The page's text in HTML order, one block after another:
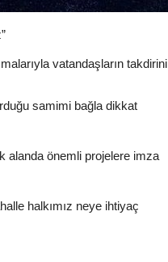
vatandaşların takdirini
samimi bağla dikkat
alanda önemli projelere imza
halkımız neye ihtiyaç